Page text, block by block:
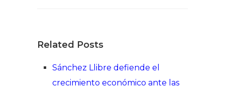
Related Posts
Sánchez Llibre defiende el
crecimiento económico ante las